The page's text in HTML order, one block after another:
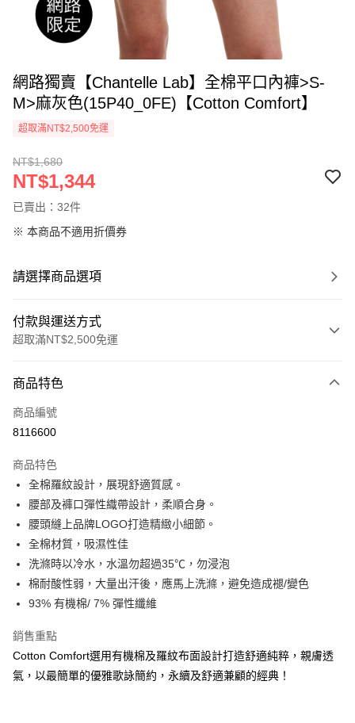
網路獨賣【Chantelle Lab】全棉平口內褲>S-
M>麻灰色(15P40_0FE)【Cotton Comfort】
超取滿NT$2,500免運
NT$1,680
NT$1,344
已賣出：32件
※ 本商品不適用折價券
請選擇商品選項
付款與運送方式
超取滿NT$2,500免運
信用卡一次付款
信用卡分期付款
合作金庫商業銀行
華南商業銀行
上海商業儲蓄銀行
台北富邦商業銀行
國泰世華商業銀行
兆豐國際商業銀行
臺灣中小企業銀行
匯豐（台灣）商業銀行
華泰商業銀行
聯邦商業銀行
遠東國際商業銀行
元大商業銀行
永豐商業銀行
玉山商業銀行
台灣樂天信用卡公司
超商取貨付款
LINE Pay
街口支付
悠遊付
【大哥付你分期使用說明】
2.付款方式選擇「大哥付你分期」，訂單成立後會自動跳轉到大哥付的交易
流程，驗證手機門號後，選擇欲分期的期數、繳款截止日，確認付款後即完
AFTEE先享後付
相關說明
【關於「AFTEE先享後付」】
商品特色
商品編號
8116600
商品特色
全棉羅紋設計，展現舒適質感。
腰部及褲口彈性織帶設計，柔順合身。
腰頭縫上品牌LOGO打造精緻小細節。
全棉材質，吸濕性佳
洗滌時以冷水，水溫勿超過35℃，勿浸泡
棉耐酸性弱，大量出汗後，應馬上洗滌，避免造成褪/變色
93% 有機棉/ 7% 彈性纖維
銷售重點
Cotton Comfort選用有機棉及羅紋布面設計打造舒適純粹，親膚透
氣，以最簡單的優雅歌詠簡約，永續及舒適兼顧的經典！